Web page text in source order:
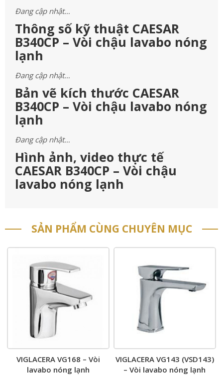
Đang cập nhật…
Thông số kỹ thuật CAESAR
B340CP – Vòi chậu lavabo nóng
lạnh
Đang cập nhật…
Bản vẽ kích thước CAESAR
B340CP – Vòi chậu lavabo nóng
lạnh
Đang cập nhật…
Hình ảnh, video thực tế
CAESAR B340CP – Vòi chậu
lavabo nóng lạnh
SẢN PHẨM CÙNG CHUYÊN MỤC
VIGLACERA VG168 – Vòi
lavabo nóng lạnh
VIGLACERA VG143 (VSD143)
– Vòi lavabo nóng lạnh